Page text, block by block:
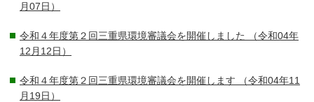
月07日）
令和４年度第２回三重県環境審議会を開催しました
（令和04年
12月12日）
令和４年度第２回三重県環境審議会を開催します （令和04年11
月19日）